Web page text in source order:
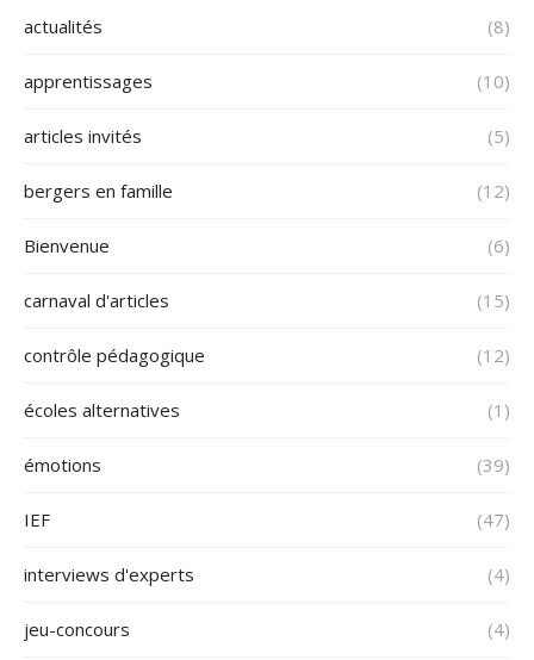
actualités (8)
apprentissages (10)
articles invités (5)
bergers en famille (12)
Bienvenue (6)
carnaval d'articles (15)
contrôle pédagogique (12)
écoles alternatives (1)
émotions (39)
IEF (47)
interviews d'experts (4)
jeu-concours (4)